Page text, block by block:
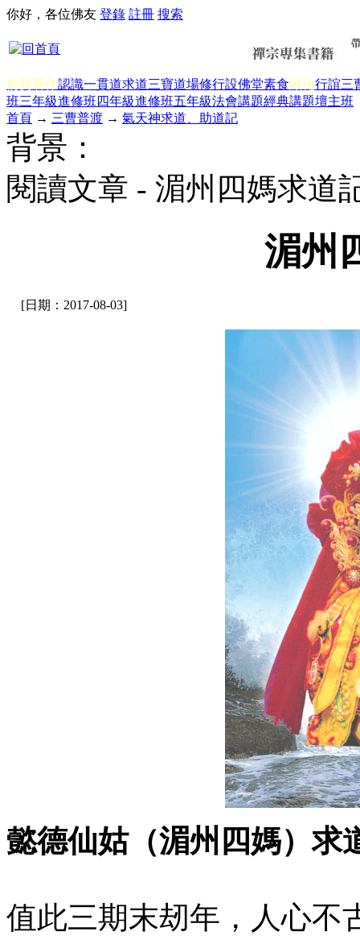
你好，各位佛友 登錄 註冊 搜索
前賢著作認識一貫道求道三寶道場修行設佛堂素食顯化行誼三
班三年級進修班四年級進修班五年級法會講題經典講題壇主班
首頁 → 三曹普渡 → 氣天神求道、助道記
背景：
閱讀文章 - 湄州四媽求道
湄州
[日期：2017-08-03]
懿德仙姑（湄州四媽）
值此三期末刼年，人心不